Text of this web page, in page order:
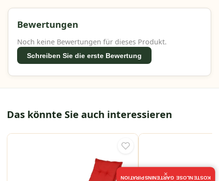
Bewertungen
Noch keine Bewertungen für dieses Produkt.
Schreiben Sie die erste Bewertung
Das könnte Sie auch interessieren
KOSTENLOSE GARTENINSPIRATION
×